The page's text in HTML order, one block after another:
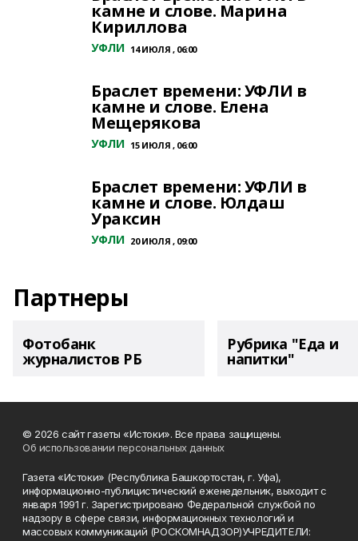
камне и слове. Марина
Кириллова
УФЛИ 14 ИЮЛЯ , 06:00
Браслет времени: УФЛИ в
камне и слове. Елена
Мещерякова
УФЛИ 15 ИЮЛЯ , 06:00
Браслет времени: УФЛИ в
камне и слове. Юлдаш
Ураксин
УФЛИ 20 ИЮЛЯ , 09:00
Партнеры
Фотобанк
журналистов РБ
Рубрика "Еда и
напитки"
© 2026 сайт газеты «Истоки». Все права защищены.
Об использовании персональных данных
Газета «Истоки» (Республика Башкортостан, г. Уфа),
информационно-публицистический еженедельник, выходит с
января 1991 г. Зарегистрировано Федеральной службой по
надзору в сфере связи, информационных технологий и
массовых коммуникаций (РОСКОМНАДЗОР)УЧРЕДИТЕЛИ: